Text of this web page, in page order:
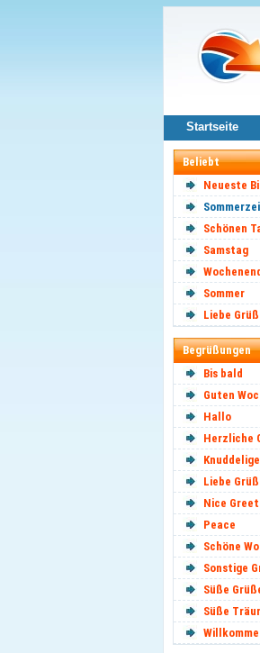
Startseite
Beliebt
Neueste
Schönen
Samstag
Sommer
Liebe
Begrüßungen
Bis bald
Guten
Hallo
Herzliche
Liebe
Nice
Peace
Schöne
Sonstige
Süße
Süße